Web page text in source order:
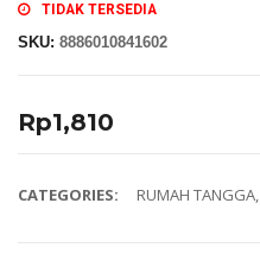
TIDAK TERSEDIA
SKU: 8886010841602
Rp1,810
CATEGORIES: RUMAH TANGGA,